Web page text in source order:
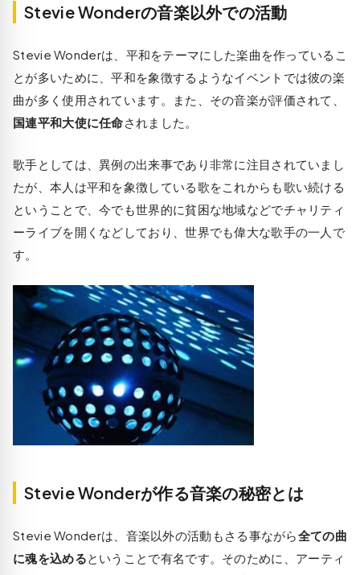
Stevie Wonderの音楽以外での活動
Stevie Wonderは、平和をテーマにした楽曲を作っているこ
とが多いために、平和を象徴するようなイベントでは彼の楽
曲が多く使用されています。また、その音楽が評価されて、
国連平和大使に任命されました。
歌手としては、異例の出来事であり非常に注目されていまし
たが、本人は平和を象徴している歌をこれからも歌い続ける
ということで、今でも世界的に貧困な地域などでチャリティ
ーライブを開くなどしており、世界でも偉大な歌手の一人で
す。
Stevie Wonderが作る音楽の秘密とは
Stevie Wonderは、音楽以外の活動もさる事ながら全ての曲
に魂を込めるということで有名です。そのために、アーティ